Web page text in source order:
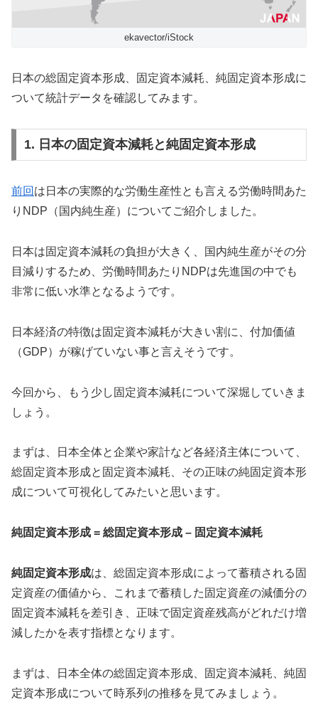
ekavector/iStock
日本の総固定資本形成、固定資本減耗、純固定資本形成に
ついて統計データを確認してみます。
1. 日本の固定資本減耗と純固定資本形成
前回 は日本の実際的な労働生産性とも言える労働時間あた
りNDP（国内純生産）についてご紹介しました。
日本は固定資本減耗の負担が大きく、国内純生産がその分
目減りするため、労働時間あたりNDPは先進国の中でも
非常に低い水準となるようです。
日本経済の特徴は固定資本減耗が大きい割に、付加価値
（GDP）が稼げていない事と言えそうです。
今回から、もう少し固定資本減耗について深堀していきま
しょう。
まずは、日本全体と企業や家計など各経済主体について、
総固定資本形成と固定資本減耗、その正味の純固定資本形
成について可視化してみたいと思います。
純固定資本形成 = 総固定資本形成 – 固定資本減耗
純固定資本形成は、総固定資本形成によって蓄積される固
定資産の価値から、これまで蓄積した固定資産の減価分の
固定資本減耗を差引き、正味で固定資産残高がどれだけ増
減したかを表す指標となります。
まずは、日本全体の総固定資本形成、固定資本減耗、純固
定資本形成について時系列の推移を見てみましょう。